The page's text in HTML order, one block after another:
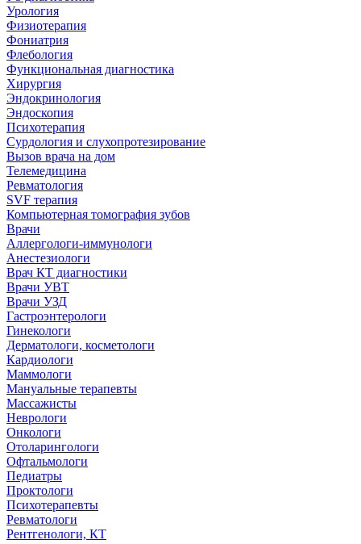
Урология
Физиотерапия
Фониатрия
Флебология
Функциональная диагностика
Хирургия
Эндокринология
Эндоскопия
Психотерапия
Сурдология и слухопротезирование
Вызов врача на дом
Телемедицина
Ревматология
SVF терапия
Компьютерная томография зубов
Врачи
Аллергологи-иммунологи
Анестезиологи
Врач КТ диагностики
Врачи УВТ
Врачи УЗД
Гастроэнтерологи
Гинекологи
Дерматологи, косметологи
Кардиологи
Маммологи
Мануальные терапевты
Массажисты
Неврологи
Онкологи
Отоларингологи
Офтальмологи
Педиатры
Проктологи
Психотерапевты
Ревматологи
Рентгенологи, КТ